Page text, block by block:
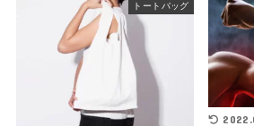
トートバッグ